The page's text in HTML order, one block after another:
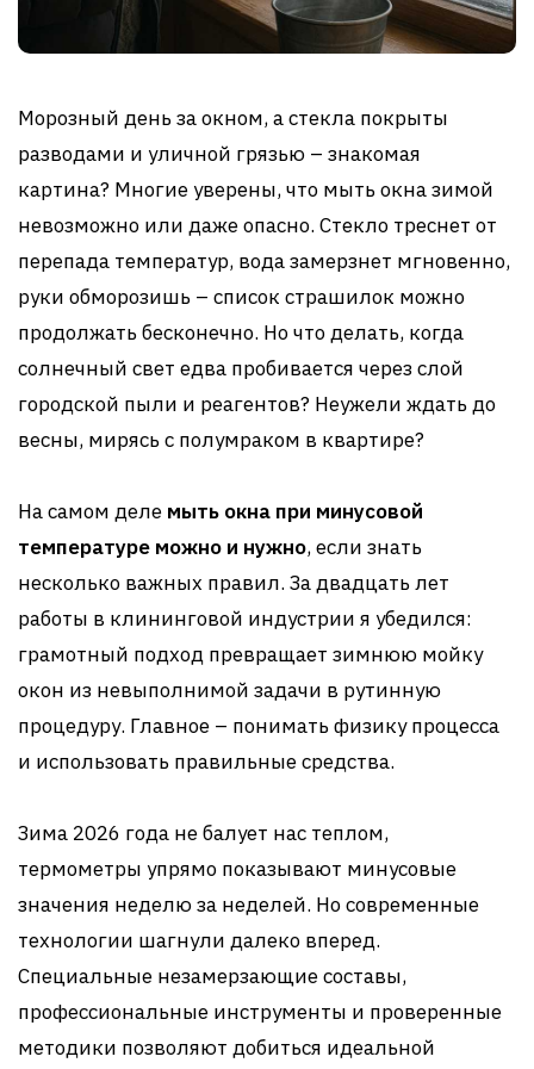
Морозный день за окном, а стекла покрыты
разводами и уличной грязью – знакомая
картина? Многие уверены, что мыть окна зимой
невозможно или даже опасно. Стекло треснет от
перепада температур, вода замерзнет мгновенно,
руки обморозишь – список страшилок можно
продолжать бесконечно. Но что делать, когда
солнечный свет едва пробивается через слой
городской пыли и реагентов? Неужели ждать до
весны, мирясь с полумраком в квартире?
На самом деле мыть окна при минусовой
температуре можно и нужно, если знать
несколько важных правил. За двадцать лет
работы в клининговой индустрии я убедился:
грамотный подход превращает зимнюю мойку
окон из невыполнимой задачи в рутинную
процедуру. Главное – понимать физику процесса
и использовать правильные средства.
Зима 2026 года не балует нас теплом,
термометры упрямо показывают минусовые
значения неделю за неделей. Но современные
технологии шагнули далеко вперед.
Специальные незамерзающие составы,
профессиональные инструменты и проверенные
методики позволяют добиться идеальной